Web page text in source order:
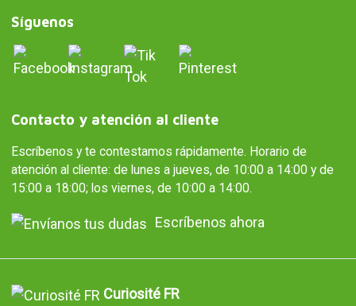
Síguenos
Contacto y atención al cliente
Escríbenos y te contestamos rápidamente. Horario de
atención al cliente: de lunes a jueves, de 10:00 a 14:00 y de
15:00 a 18:00; los viernes, de 10:00 a 14:00.
Escríbenos ahora
Curiosité FR